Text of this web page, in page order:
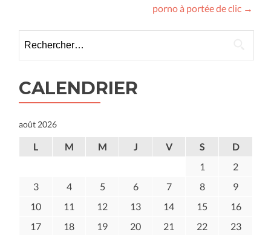
articles
porno à portée de clic →
CALENDRIER
août 2026
L M M J V S
D
1
2
3
4 5 6 7 8
9
10
11 12 13 14 15
16
17
18 19 20 21 22
23